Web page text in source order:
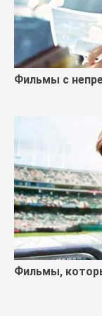
Фильмы с
Фильмы,